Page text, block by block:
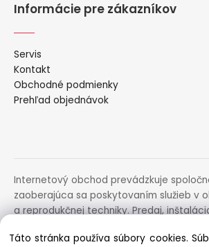
Informácie pre zákazníkov
Servis
Kontakt
Obchodné podmienky
Prehľad objednávok
Internetový obchod prevádzkuje
zaoberajúca sa poskytovaním služieb v
a reprodukčnej techniky. Predaj,
zariadení.
Táto stránka používa súbory cookies.